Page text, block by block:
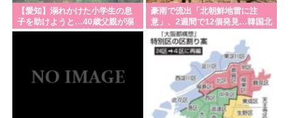
【愛知】溺れかけた小学生の息
子を助けようと…40歳父親が溺
れ死亡 家族3人で川遊びに 息子
豪雨で流出「北朝鮮地雷に注
意」、2週間で12個発見…韓国北
西部！